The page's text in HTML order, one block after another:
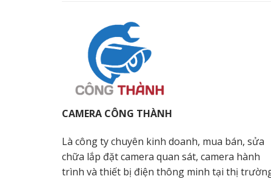
CAMERA CÔNG THÀNH
Là công ty chuyên kinh doanh, mua bán, sửa
chữa lắp đặt camera quan sát, camera hành
trình và thiết bị điện thông minh tại thị